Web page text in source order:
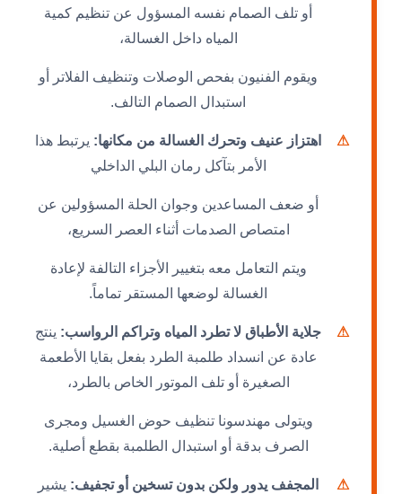
أو تلف الصمام نفسه المسؤول عن تنظيم كمية
المياه داخل الغسالة،
ويقوم الفنيون بفحص الوصلات وتنظيف الفلاتر أو
استبدال الصمام التالف.
⚠ اهتزاز عنيف وتحرك الغسالة من مكانها: يرتبط هذا
الأمر بتآكل رمان البلي الداخلي
أو ضعف المساعدين وجوان الحلة المسؤولين عن
امتصاص الصدمات أثناء العصر السريع،
ويتم التعامل معه بتغيير الأجزاء التالفة لإعادة
الغسالة لوضعها المستقر تماماً.
⚠ جلاية الأطباق لا تطرد المياه وتراكم الرواسب: ينتج
عادة عن انسداد طلمبة الطرد بفعل بقايا الأطعمة
الصغيرة أو تلف الموتور الخاص بالطرد،
ويتولى مهندسونا تنظيف حوض الغسيل ومجرى
الصرف بدقة أو استبدال الطلمبة بقطع أصلية.
⚠ المجفف يدور ولكن بدون تسخين أو تجفيف: يشير